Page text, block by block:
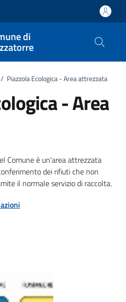
di
/ Piazzola Ecologica - Area attrezzata
- Area
Comune è un'area attrezzata
dei rifiuti che non
il normale servizio di raccolta.